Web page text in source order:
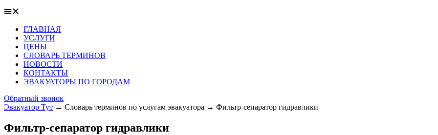
ГЛАВНАЯ
УСЛУГИ
ЦЕНЫ
СЛОВАРЬ ТЕРМИНОВ
НОВОСТИ
КОНТАКТЫ
ЭВАКУАТОРЫ ПО ГОРОДАМ
Обратный звонок
Эвакуатор Тут → Словарь терминов по услугам эвакуатора → Фильтр-сепаратор гидравлики
Фильтр-сепаратор гидравлики